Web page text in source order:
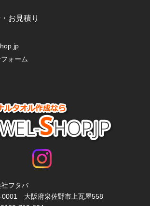
お見積り
ォーム
フタバ
0001 大阪府泉佐野市上瓦屋558